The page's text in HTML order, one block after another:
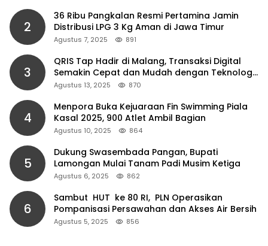
2
36 Ribu Pangkalan Resmi Pertamina Jamin
Distribusi LPG 3 Kg Aman di Jawa Timur
Agustus 7, 2025 891
3
QRIS Tap Hadir di Malang, Transaksi Digital
Semakin Cepat dan Mudah dengan Teknologi
NFC
Agustus 13, 2025 870
4
Menpora Buka Kejuaraan Fin Swimming Piala
Kasal 2025, 900 Atlet Ambil Bagian
Agustus 10, 2025 864
5
Dukung Swasembada Pangan, Bupati
Lamongan Mulai Tanam Padi Musim Ketiga
Agustus 6, 2025 862
6
Sambut HUT ke 80 RI, PLN Operasikan
Pompanisasi Persawahan dan Akses Air Bersih
Agustus 5, 2025 856